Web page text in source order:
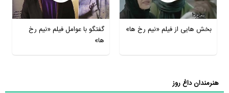
بخش هایی از فیلم «نیم رخ ها»
گفتگو با عوامل فیلم «نیم رخ
ها»
هنرمندان داغ روز